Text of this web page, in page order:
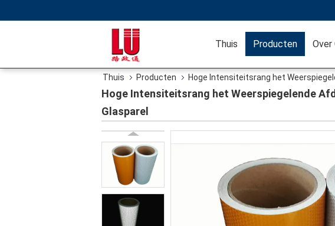
Thuis Producten Over
Thuis Producten Hoge Intensiteitsrang het
Weerspiegelende Materiële Glasparel
Hoge Intensiteitsrang het Weerspiegelende
Glasparel